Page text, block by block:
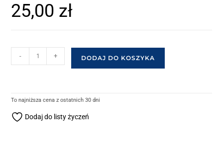
25,00 zł
- + DODAJ DO KOSZYKA
To najniższa cena z ostatnich 30 dni
Dodaj do listy życzeń